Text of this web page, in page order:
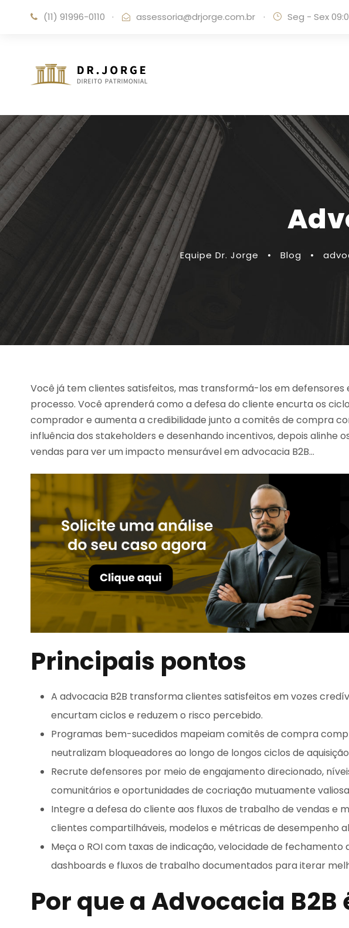
(11) 91996-0110 · assessoria@drjorge.com.br · Seg - Sex
Equipe Dr. Jorge • Blog •
Você já tem clientes satisfeitos, mas transformá-los em
processo. Você aprenderá como a defesa do cliente encurta os
comprador e aumenta a credibilidade junto a comitês de compra
influência dos stakeholders e desenhando incentivos, depois alinhe
vendas para ver um impacto mensurável em advocacia B2B…
Principais pontos
A advocacia B2B transforma clientes satisfeitos em vozes
encurtam ciclos e reduzem o risco percebido.
Programas bem-sucedidos mapeiam comitês de compra
neutralizam bloqueadores ao longo de longos ciclos de
Recrute defensores por meio de engajamento direcionado,
comunitários e oportunidades de cocriação mutuamente
Integre a defesa do cliente aos fluxos de trabalho de vendas e
clientes compartilháveis, modelos e métricas de desempenho
Meça o ROI com taxas de indicação, velocidade de fechamento
dashboards e fluxos de trabalho documentados para iterar
Por que a Advocacia